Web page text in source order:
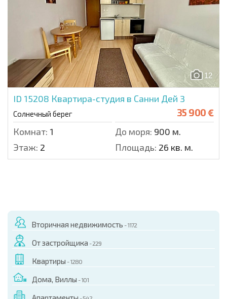
12
ID 15208 Квартира-студия в Санни Дей 3
Солнечный берег 35 900 €
Комнат: 1 До моря: 900 м.
Этаж: 2 Площадь: 26 кв. м.
Вторичная недвижимость - 1172
От застройщика - 229
Квартиры - 1280
Дома, Виллы - 101